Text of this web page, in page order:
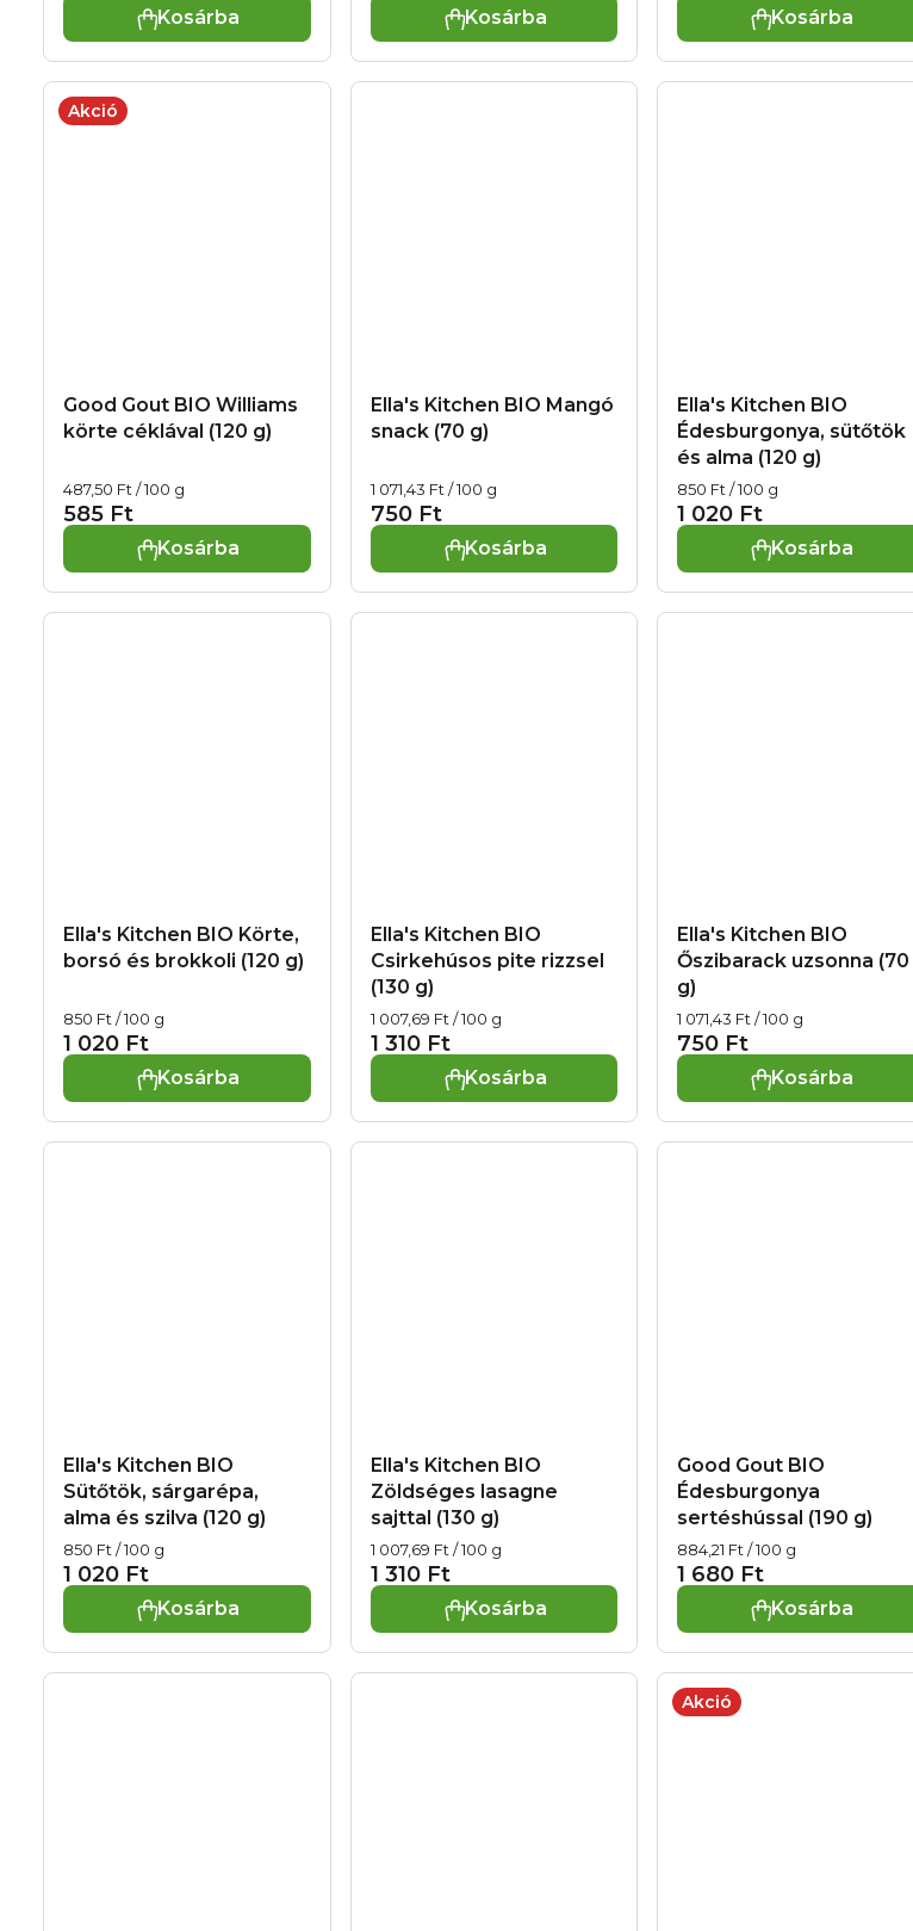
Kosárba Kosárba Kosárba
Akció
Good Gout BIO Williams
körte céklával (120 g)
585 Ft
Egységár:
487,50 Ft / 100 g
Kosárba
Ella's Kitchen BIO Mangó
snack (70 g)
750 Ft
Egységár:
1 071,43 Ft / 100 g
Kosárba
Ella's Kitchen BIO
Édesburgonya, sütőtök
és alma (120 g)
1 020 Ft
Egységár:
850 Ft / 100 g
Kosárba
Ella's Kitchen BIO Körte,
borsó és brokkoli (120 g)
1 020 Ft
Egységár:
850 Ft / 100 g
Kosárba
Ella's Kitchen BIO
Csirkehúsos pite rizzsel
(130 g)
1 310 Ft
Egységár:
1 007,69 Ft / 100 g
Kosárba
Ella's Kitchen BIO
Őszibarack uzsonna (70
g)
750 Ft
Egységár:
1 071,43 Ft / 100 g
Kosárba
Ella's Kitchen BIO
Sütőtök, sárgarépa,
alma és szilva (120 g)
1 020 Ft
Egységár:
850 Ft / 100 g
Kosárba
Ella's Kitchen BIO
Zöldséges lasagne
sajttal (130 g)
1 310 Ft
Egységár:
1 007,69 Ft / 100 g
Kosárba
Good Gout BIO
Édesburgonya
sertéshússal (190 g)
1 680 Ft
Egységár:
884,21 Ft / 100 g
Kosárba
Akció